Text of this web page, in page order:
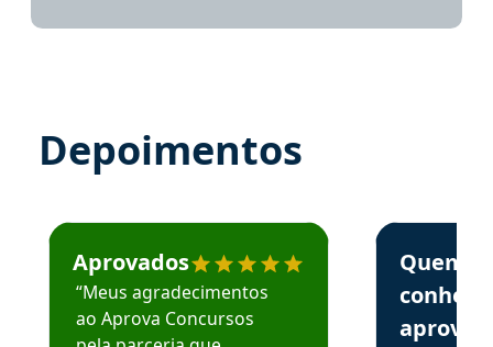
Depoimentos
Estudante José recomenda o Aprova Concursos em
Aprovados
“Meus agradecimentos
ao Aprova Concursos
Estudante
Quem
aprova